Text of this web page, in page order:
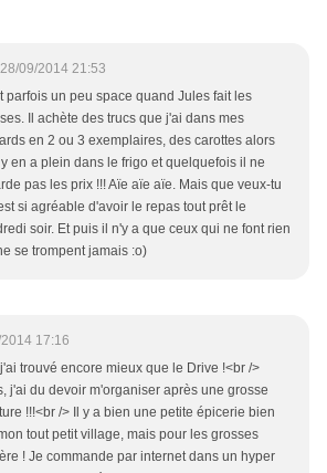
28/09/2014 21:53
parfois un peu space quand Jules fait les
Il achète des trucs que j'ai dans mes
en 2 ou 3 exemplaires, des carottes alors
en a plein dans le frigo et quelquefois il ne
pas les prix !!! Aïe aïe aïe. Mais que veux-tu
si agréable d'avoir le repas tout prêt le
soir. Et puis il n'y a que ceux qui ne font rien
se trompent jamais :o)
17:16
trouvé encore mieux que le Drive !<br />
j'ai du devoir m'organiser après une grosse
!!!<br /> Il y a bien une petite épicerie bien
tout petit village, mais pour les grosses
! Je commande par internet dans un hyper